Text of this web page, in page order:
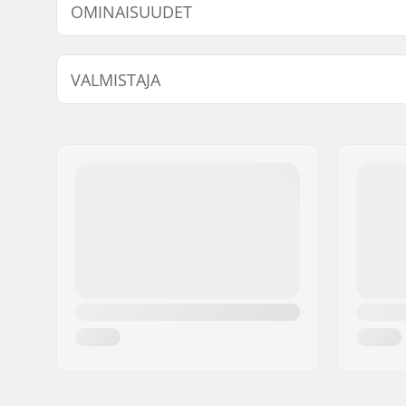
OMINAISUUDET
Muoto:
3-
Kämmenosan materiaali:
Ulkokuoren Materiaali:
Polyester
VALMISTAJA